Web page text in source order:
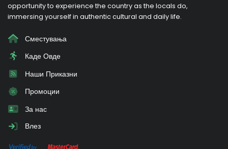
opportunity to experience the country as the locals do,
immersing yourself in authentic cultural and daily life.
Сместувања
Каде Овде
Наши Приказни
Промоции
За нас
Влез